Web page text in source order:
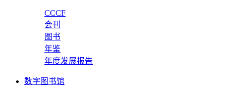
CCCF
会刊
图书
年鉴
年度发展报告
数字图书馆